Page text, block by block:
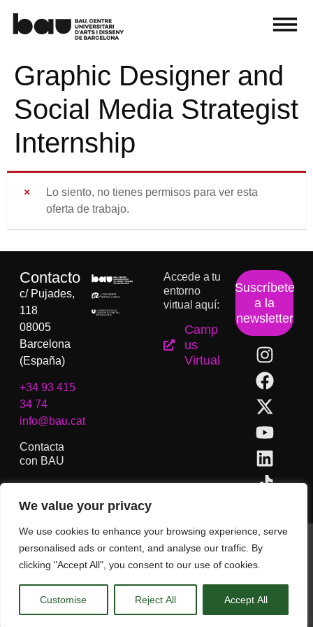
We value your privacy
We use cookies to enhance your browsing experience, serve
personalised ads or content, and analyse our traffic. By
clicking "Accept All", you consent to our use of cookies.
Customise Reject All Accept All
Graphic Designer and
Social Media Strategist
Internship
Lo siento, no tienes permisos para ver esta
oferta de trabajo.
Contacto
c/ Pujades,
118
08005
Barcelona
(España)
+34 93 415
34 74
info@bau.cat
Contacta
con BAU
Accede a tu
entorno
virtual aquí:
Camp
us
Virtual
Suscríbete
a la
newsletter
BAU, Centro Universitario de Artes y Diseño de Barcelona.
Copyright © Todos los derechos reservados.
Aviso Legal
ES EN